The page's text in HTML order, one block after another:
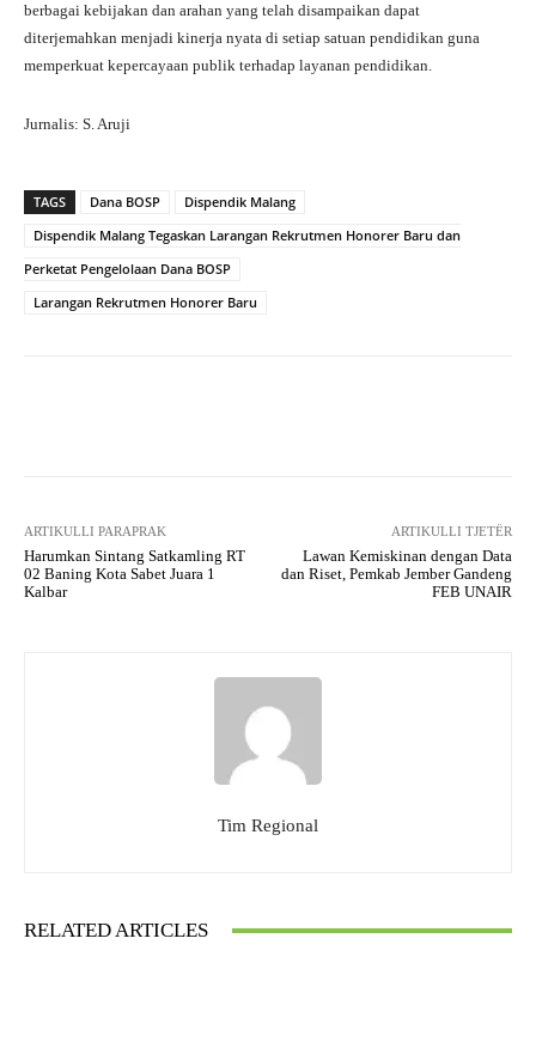
berbagai kebijakan dan arahan yang telah disampaikan dapat
diterjemahkan menjadi kinerja nyata di setiap satuan pendidikan guna
memperkuat kepercayaan publik terhadap layanan pendidikan.
Jurnalis: S. Aruji
TAGS Dana BOSP
Dispendik Malang
Dispendik Malang Tegaskan Larangan Rekrutmen Honorer Baru dan
Perketat Pengelolaan Dana BOSP
Larangan Rekrutmen Honorer Baru
ARTIKULLI PARAPRAK
Harumkan Sintang Satkamling RT
02 Baning Kota Sabet Juara 1
Kalbar
ARTIKULLI TJETËR
Lawan Kemiskinan dengan Data
dan Riset, Pemkab Jember Gandeng
FEB UNAIR
Tim Regional
RELATED ARTICLES